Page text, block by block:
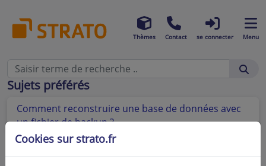
Thèmes Contact se connecter Menu
Sujets préférés
Comment reconstruire une base de données avec
un fichier de backup ?
Cookies sur strato.fr